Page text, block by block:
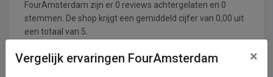
FourAmsterdam zijn er 0 reviews achtergelaten en 0
stemmen. De shop krijgt een gemiddeld cijfer van 0,00 uit
een totaal van 5.
In welke branches is
Vergelijk ervaringen FourAmsterdam ×